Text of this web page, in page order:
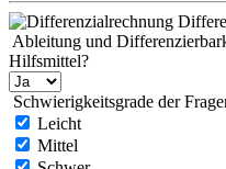
Ableitung und
Hilfsmittel?
Schwierigkeitsgrade der
Leicht
Mittel